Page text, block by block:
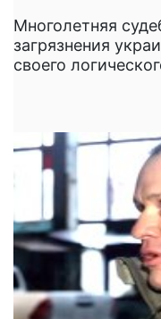
Многолетняя
загрязнения
своего